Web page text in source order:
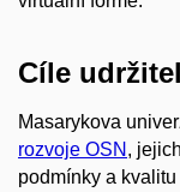
Cíle
Masarykova
rozvoje OSN ,
podmínky a